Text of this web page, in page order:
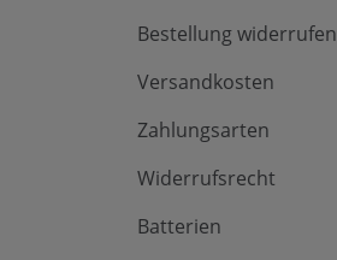
Bestellung widerrufen
Versandkosten
Zahlungsarten
Widerrufsrecht
Batterien